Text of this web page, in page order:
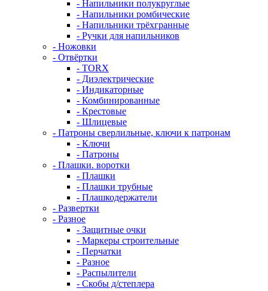
- Напильники полукруглые
- Напильники ромбические
- Напильники трёхгранные
- Ручки для напильников
- Ножовки
- Отвёртки
- TORX
- Диэлектрические
- Индикаторные
- Комбинированные
- Крестовые
- Шлицевые
- Патроны сверлильные, ключи к патронам
- Ключи
- Патроны
- Плашки. воротки
- Плашки
- Плашки трубные
- Плашкодержатели
- Развертки
- Разное
- Защитные очки
- Маркеры строительные
- Перчатки
- Разное
- Распылители
- Скобы д/степлера